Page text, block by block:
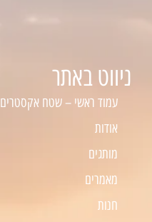
ניווט באתר
עמוד ראשי – שטח אקסטרים
אודות
מותגים
מאמרים
חנות